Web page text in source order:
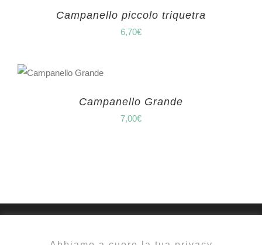
Campanello piccolo triquetra
6,70€
CARRELLO
Campanello Grande
7,00€